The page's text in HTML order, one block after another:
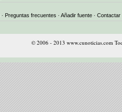
· Preguntas frecuentes · Añadir fuente · Contactar
© 2006 - 2013 www.cunoticias.com